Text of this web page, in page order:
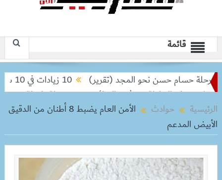
قائمة
حسام حسن نحو المجد (تقرير)
10 زيادات في 10 سنوات.. هل حان الوقت لرفع دعم البنزين نهائيا؟
البطولة من ثمن النهائي
بعد رحلة طويلة.. ميسي يعود
الرئيسية
حوادث
الأمن العام يضبط 8 أطنان من الدقيق
الأبيض المدعم